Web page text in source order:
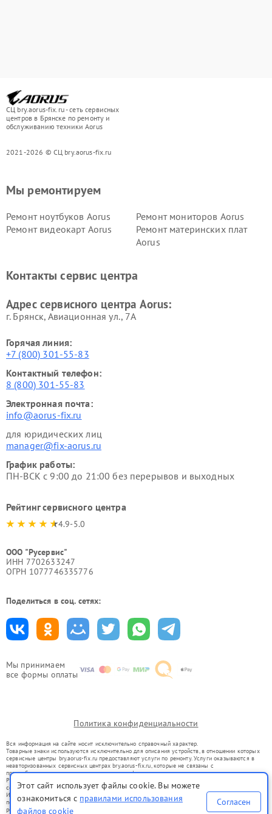
СЦ bry.aorus-fix.ru - сеть сервисных
центров в Брянске по ремонту и
обслуживанию техники Aorus
2021-2026 © СЦ bry.aorus-fix.ru
Мы принимаем
все формы оплаты
Мы ремонтируем
Ремонт ноутбуков Aorus
Ремонт мониторов Aorus
Ремонт видеокарт Aorus
Ремонт материнских плат
Aorus
Контакты сервис центра
Адрес сервисного центра Aorus:
г. Брянск, Авиационная ул., 7А
Горячая линия:
+7 (800) 301-55-83
Контактный телефон:
8 (800) 301-55-83
Электронная почта:
info@aorus-fix.ru
для юридических лиц
manager@fix-aorus.ru
График работы:
ПН-ВСК с 9:00 до 21:00 без перерывов и выходных
Рейтинг сервисного центра
4.9-5.0
ООО "Русервис"
ИНН 7702633247
ОГРН 1077746335776
Поделиться в соц. сетях:
Политика конфиденциальности
Вся информация на сайте носит исключительно справочный характер.
Товарные знаки используются исключительно для описания устройств, в отношении которых
сервисные центры bry.aorus-fix.ru предоставляют услуги по ремонту. Услуги оказываются в
неавторизованных сервисных центрах bry.aorus-fix.ru, которые не связаны с
правообладателями товарных знаков или их официальными представителями.
Ремонт осуществляется для устройств, уже введенных в гражданский оборот в соответствии
со статьей 1487 ГК РФ.
Использование товарных знаков не преследует цели индивидуализации услуг или введения
потребителей в заблуждение, а служит для информирования о предоставляемых услугах по
ремонту техники указанных брендов.
Этот сайт использует файлы cookie. Вы можете
ознакомиться с правилами использования
файлов cookie
Согласен